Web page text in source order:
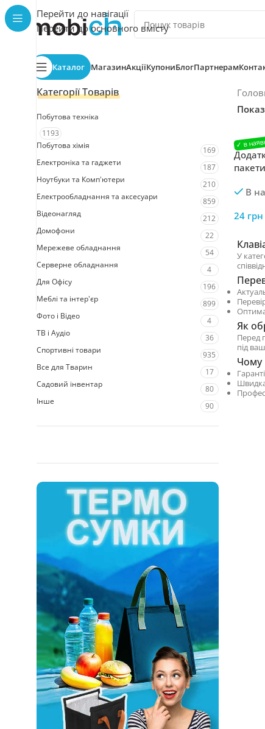
Перейти до навігації
Перейти до основного вмісту
Каталог МагазинАкціїКупониБлогПартнерам
Категорії Товарів
Побутова техніка
1193
Побутова хімія
169
Електроніка та гаджети
187
Ноутбуки та Комп'ютери
210
Електрообладнання та аксесуари
859
Відеонагляд
212
Домофони
22
Мережеве обладнання
54
Серверне обладнання
4
Для Офісу
196
Меблі та інтер'єр
899
Фото і Відео
4
ТВ і Аудіо
36
Спортивні товари
935
Все для Тварин
17
Садовий інвентар
80
Інше
90
В
24 грн
У
Як
Перед
під
Чому